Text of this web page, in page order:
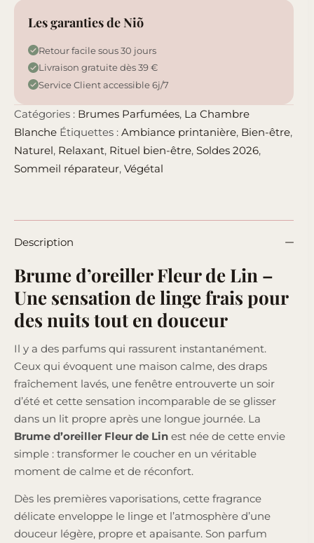
Les garanties de Niõ
Retour facile sous 30 jours
Livraison gratuite dès 39 €
Service Client accessible 6j/7
Catégories : Brumes Parfumées, La Chambre
Blanche Étiquettes : Ambiance printanière, Bien-être,
Naturel, Relaxant, Rituel bien-être, Soldes 2026,
Sommeil réparateur, Végétal
Description
Brume d’oreiller Fleur de Lin –
Une sensation de linge frais pour
des nuits tout en douceur
Il y a des parfums qui rassurent instantanément.
Ceux qui évoquent une maison calme, des draps
fraîchement lavés, une fenêtre entrouverte un soir
d’été et cette sensation incomparable de se glisser
dans un lit propre après une longue journée. La
Brume d’oreiller Fleur de Lin est née de cette envie
simple : transformer le coucher en un véritable
moment de calme et de réconfort.
Dès les premières vaporisations, cette fragrance
délicate enveloppe le linge et l’atmosphère d’une
douceur légère, propre et apaisante. Son parfum